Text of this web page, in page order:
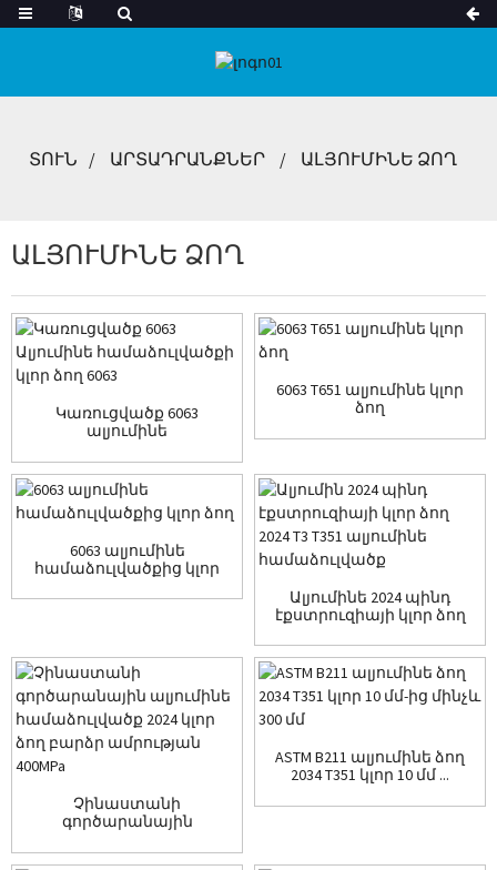
ՏՈՒՆ ԱՐՏԱԴՐԱՆՔՆԵՐ ԱԼՅՈՒՄԻՆԵ ՁՈՂ
ԱԼՅՈՒՄԻՆԵ ՁՈՂ
Կառուցվածք 6063
ալյումինե
ձող ...
6063 T651 ալյումինե կլոր
ձող
6063 ալյումինե
համաձուլվածքից կլոր
Ալյումինե 2024 պինդ
էքստրուզիայի կլոր ձող
Չինաստանի
գործարանային
համաձուլվածք 2024 կլոր
ASTM B211 ալյումինե ձող
2034 T351 կլոր 10 մմ ...